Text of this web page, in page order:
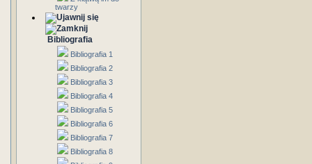
twarzy
Bibliografia
Bibliografia 1
Bibliografia 2
Bibliografia 3
Bibliografia 4
Bibliografia 5
Bibliografia 6
Bibliografia 7
Bibliografia 8